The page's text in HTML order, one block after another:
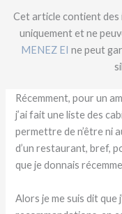
Cet article contient
uniquement et ne
MENEZ EI ne peut
Récemment, pour un
j’ai fait une liste des
permettre de n’être ni
d’un restaurant, bref,
que je donnais
Alors je me suis dit que